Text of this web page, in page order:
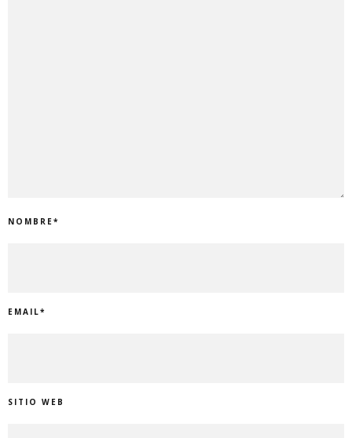
NOMBRE*
EMAIL*
SITIO WEB